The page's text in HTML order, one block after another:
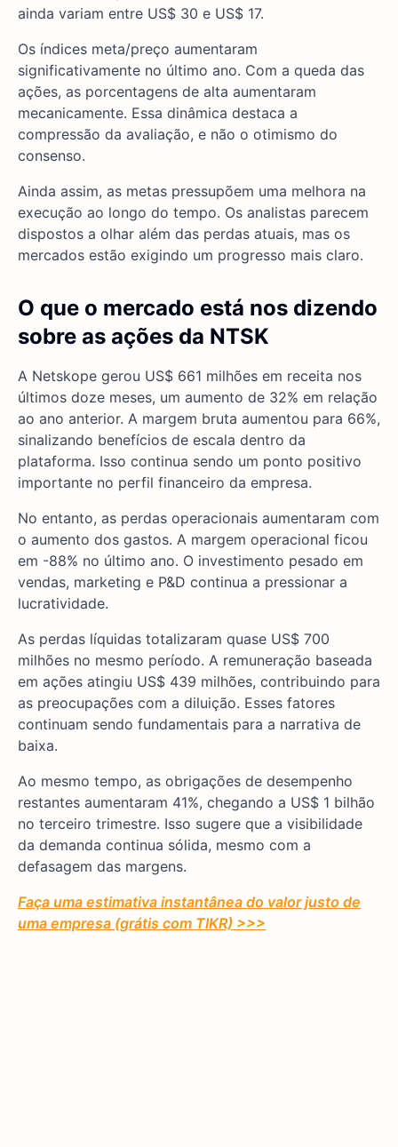
ainda variam entre US$ 30 e US$ 17.
Os índices meta/preço aumentaram
significativamente no último ano. Com a queda das
ações, as porcentagens de alta aumentaram
mecanicamente. Essa dinâmica destaca a
compressão da avaliação, e não o otimismo do
consenso.
Ainda assim, as metas pressupõem uma melhora na
execução ao longo do tempo. Os analistas parecem
dispostos a olhar além das perdas atuais, mas os
mercados estão exigindo um progresso mais claro.
O que o mercado está nos dizendo
sobre as ações da NTSK
A Netskope gerou US$ 661 milhões em receita nos
últimos doze meses, um aumento de 32% em relação
ao ano anterior. A margem bruta aumentou para 66%,
sinalizando benefícios de escala dentro da
plataforma. Isso continua sendo um ponto positivo
importante no perfil financeiro da empresa.
No entanto, as perdas operacionais aumentaram com
o aumento dos gastos. A margem operacional ficou
em -88% no último ano. O investimento pesado em
vendas, marketing e P&D continua a pressionar a
lucratividade.
As perdas líquidas totalizaram quase US$ 700
milhões no mesmo período. A remuneração baseada
em ações atingiu US$ 439 milhões, contribuindo para
as preocupações com a diluição. Esses fatores
continuam sendo fundamentais para a narrativa de
baixa.
Ao mesmo tempo, as obrigações de desempenho
restantes aumentaram 41%, chegando a US$ 1 bilhão
no terceiro trimestre. Isso sugere que a visibilidade
da demanda continua sólida, mesmo com a
defasagem das margens.
Faça uma estimativa instantânea do valor justo de
uma empresa (grátis com TIKR) >>>